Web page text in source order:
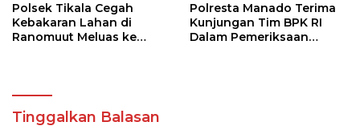
Polsek Tikala Cegah
Kebakaran Lahan di
Ranomuut Meluas ke
Polresta Manado Terima
Kunjungan Tim BPK RI
Dalam Pemeriksaan
Tinggalkan Balasan